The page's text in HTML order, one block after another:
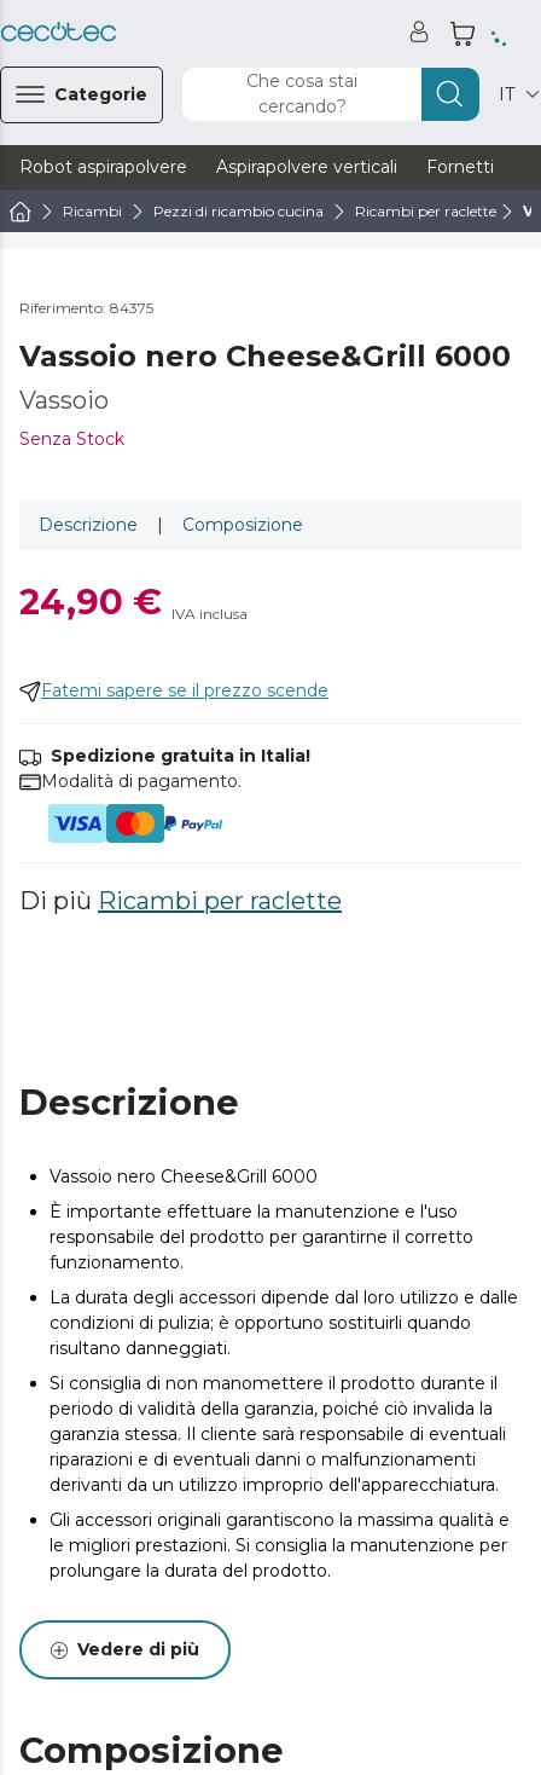
Categorie
Che cosa stai
cercando?
IT
Robot aspirapolvere Aspirapolvere verticali Fornetti
Ricambi Pezzi di ricambio cucina Ricambi per raclette
Riferimento: 84375
Vassoio nero Cheese&Grill 6000
Vassoio
Senza Stock
Descrizione | Composizione
24,90 € IVA inclusa
Fatemi sapere se il prezzo scende
Spedizione gratuita in Italia!
Modalità di pagamento.
Di più Ricambi per raclette
Descrizione
Vassoio nero Cheese&Grill 6000
È importante effettuare la manutenzione e l'uso
responsabile del prodotto per garantirne il corretto
funzionamento.
La durata degli accessori dipende dal loro utilizzo e dalle
condizioni di pulizia; è opportuno sostituirli quando
risultano danneggiati.
Si consiglia di non manomettere il prodotto durante il
periodo di validità della garanzia, poiché ciò invalida la
garanzia stessa. Il cliente sarà responsabile di eventuali
riparazioni e di eventuali danni o malfunzionamenti
derivanti da un utilizzo improprio dell'apparecchiatura.
Gli accessori originali garantiscono la massima qualità e
le migliori prestazioni. Si consiglia la manutenzione per
prolungare la durata del prodotto.
Vedere di più
Composizione